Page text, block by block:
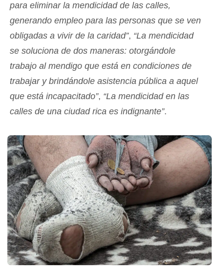
para eliminar la mendicidad de las calles,
generando empleo para las personas que se ven
obligadas a vivir de la caridad”, “La mendicidad
se soluciona de dos maneras: otorgándole
trabajo al mendigo que está en condiciones de
trabajar y brindándole asistencia pública a aquel
que está incapacitado”, “La mendicidad en las
calles de una ciudad rica es indignante”.